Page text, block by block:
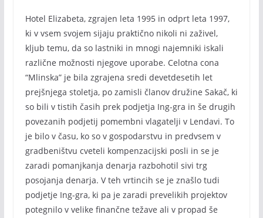
Hotel Elizabeta, zgrajen leta 1995 in odprt leta 1997,
ki v vsem svojem sijaju praktično nikoli ni zaživel,
kljub temu, da so lastniki in mnogi najemniki iskali
različne možnosti njegove uporabe. Celotna cona
“Mlinska” je bila zgrajena sredi devetdesetih let
prejšnjega stoletja, po zamisli članov družine Sakač, ki
so bili v tistih časih prek podjetja Ing-gra in še drugih
povezanih podjetij pomembni vlagatelji v Lendavi. To
je bilo v času, ko so v gospodarstvu in predvsem v
gradbeništvu cveteli kompenzacijski posli in se je
zaradi pomanjkanja denarja razbohotil sivi trg
posojanja denarja. V teh vrtincih se je znašlo tudi
podjetje Ing-gra, ki pa je zaradi prevelikih projektov
potegnilo v velike finančne težave ali v propad še